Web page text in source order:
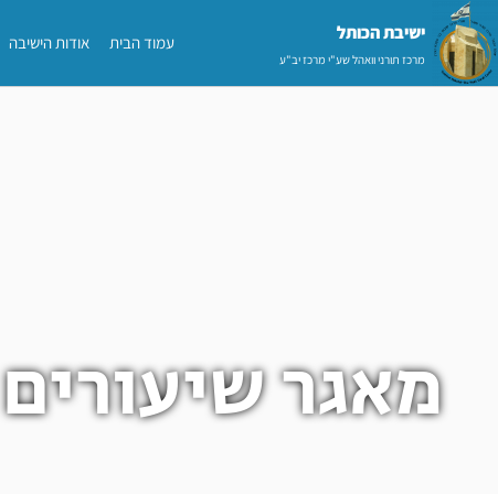
דילוג
לתוכן
ישיבת הכותל​
מרכז תורני וואהל שע"י מרכז יב"ע
עמוד הבית אודות הישיבה
מאגר שיעורים